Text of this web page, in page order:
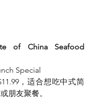
of China Seafood
Special
，适合想吃中式简
朋友聚餐。